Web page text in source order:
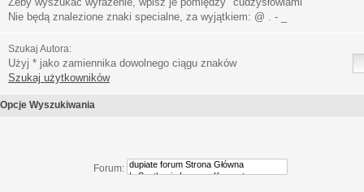
Nie będą znalezione znaki specialne, za wyjątkiem: @ . - _
Szukaj Autora:
Użyj * jako zamiennika dowolnego ciągu znaków
Szukaj użytkowników
Opcje Wyszukiwania
Forum: